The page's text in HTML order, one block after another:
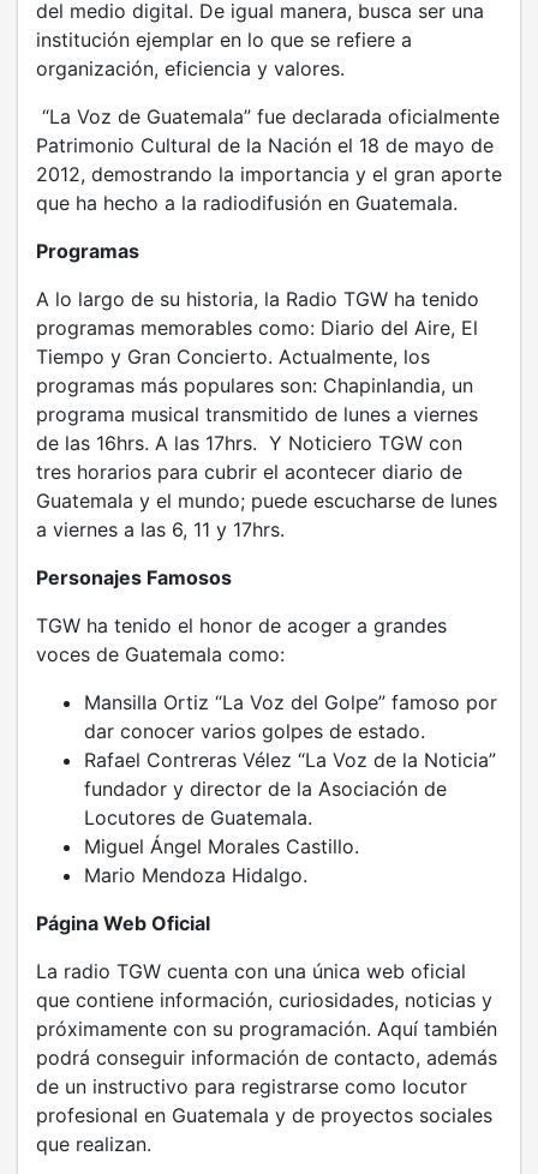
del medio digital. De igual manera, busca ser una
institución ejemplar en lo que se refiere a
organización, eficiencia y valores.
“La Voz de Guatemala” fue declarada oficialmente
Patrimonio Cultural de la Nación el 18 de mayo de
2012, demostrando la importancia y el gran aporte
que ha hecho a la radiodifusión en Guatemala.
Programas
A lo largo de su historia, la Radio TGW ha tenido
programas memorables como: Diario del Aire, El
Tiempo y Gran Concierto. Actualmente, los
programas más populares son: Chapinlandia, un
programa musical transmitido de lunes a viernes
de las 16hrs. A las 17hrs. Y Noticiero TGW con
tres horarios para cubrir el acontecer diario de
Guatemala y el mundo; puede escucharse de lunes
a viernes a las 6, 11 y 17hrs.
Personajes Famosos
TGW ha tenido el honor de acoger a grandes
voces de Guatemala como:
Mansilla Ortiz “La Voz del Golpe” famoso por
dar conocer varios golpes de estado.
Rafael Contreras Vélez “La Voz de la Noticia”
fundador y director de la Asociación de
Locutores de Guatemala.
Miguel Ángel Morales Castillo.
Mario Mendoza Hidalgo.
Página Web Oficial
La radio TGW cuenta con una única web oficial
que contiene información, curiosidades, noticias y
próximamente con su programación. Aquí también
podrá conseguir información de contacto, además
de un instructivo para registrarse como locutor
profesional en Guatemala y de proyectos sociales
que realizan.